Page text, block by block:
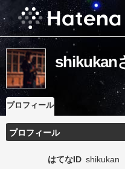
shikukan
プロフィール
プロフィール
はてなID shikukan